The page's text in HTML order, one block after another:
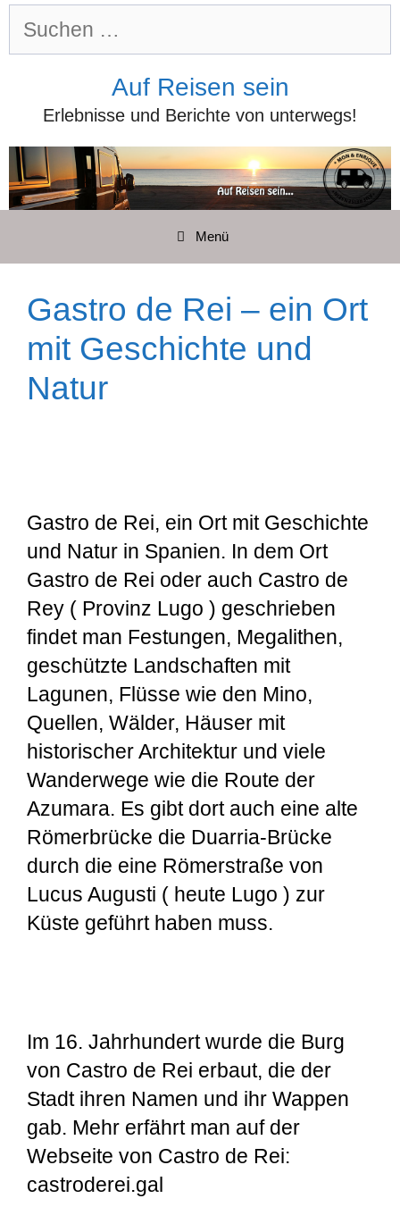
Zum
Inhalt
Suchen
Auf Reisen sein
Erlebnisse und Berichte von unterwegs!
Menü
Gastro de Rei – ein Ort
mit Geschichte und
Natur
Gastro de Rei, ein Ort mit Geschichte
und Natur in Spanien. In dem Ort
Gastro de Rei oder auch Castro de
Rey ( Provinz Lugo ) geschrieben
findet man Festungen, Megalithen,
geschützte Landschaften mit
Lagunen, Flüsse wie den Mino,
Quellen, Wälder, Häuser mit
historischer Architektur und viele
Wanderwege wie die Route der
Azumara. Es gibt dort auch eine alte
Römerbrücke die Duarria-Brücke
durch die eine Römerstraße von
Lucus Augusti ( heute Lugo ) zur
Küste geführt haben muss.
Im 16. Jahrhundert wurde die Burg
von Castro de Rei erbaut, die der
Stadt ihren Namen und ihr Wappen
gab. Mehr erfährt man auf der
Webseite von Castro de Rei:
castroderei.gal